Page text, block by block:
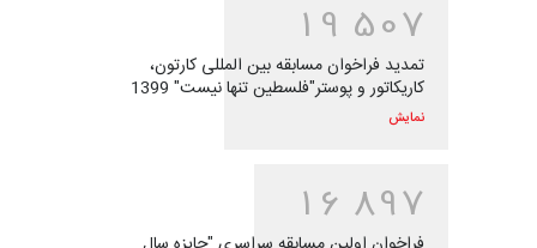
1 9 507
تمدید فراخوان مسابقه بین المللی کارتون،
کاریکاتور و پوستر"فلسطین تنها نیست" 1399
نمایش
1 6 897